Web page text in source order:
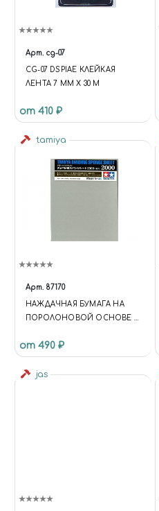
Арт. cg-07
CG-07 DSPIAE КЛЕЙКАЯ
ЛЕНТА 7 ММ Х 30 М
от 410 ₽
tamiya
Арт. 87170
НАЖДАЧНАЯ БУМАГА НА
ПОРОЛОНОВОЙ ОСНОВЕ С
от 490 ₽
jas